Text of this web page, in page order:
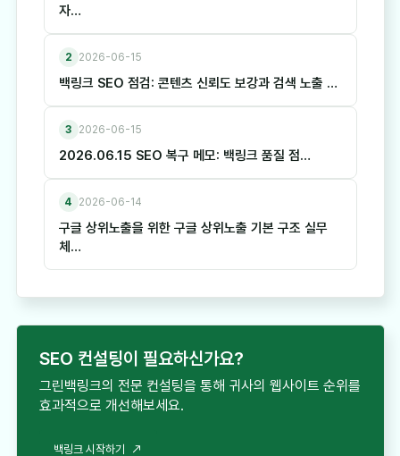
자…
2 2026-06-15
백링크 SEO 점검: 콘텐츠 신뢰도 보강과 검색 노출 …
3 2026-06-15
2026.06.15 SEO 복구 메모: 백링크 품질 점…
4 2026-06-14
구글 상위노출을 위한 구글 상위노출 기본 구조 실무
체…
SEO 컨설팅이 필요하신가요?
그린백링크의 전문 컨설팅을 통해 귀사의 웹사이트 순위를
효과적으로 개선해보세요.
백링크 시작하기